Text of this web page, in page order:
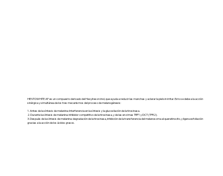
HENTOWHITE AF es un compuesto derivado del Hexylresorcinol, que ayuda a reducir las manchas y aclarar la piel sin irritar. Esto se debe a la acción
sinérgica y simultánea de los tres mecanismos del proceso de melanogénesis:
1. Antes de la síntesis de melanina: Interferencia en la síntesis y la glucosilación de la tirosinasa.
2. Durante la síntesis de melanina: inhibidor competitivo de la tirosinasa, y de las enzimas TRP1 y DCT (TPR2).
3. Después de la síntesis de melanina: degradación de la tirosinasa, inhibición de la transferencia del melanosoma al queratinocito, y ligera exfoliación
gracias a la acción de los ácidos grasos.